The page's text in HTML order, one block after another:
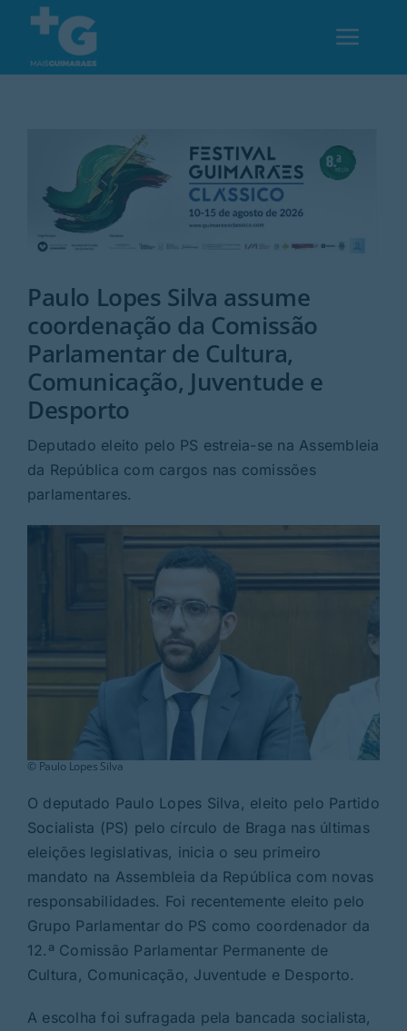
content
Desporto
Opinião
Região
Rubricas
Jornal
Paulo Lopes Silva assume
coordenação da Comissão
Parlamentar de Cultura,
Comunicação, Juventude e
Desporto
Deputado eleito pelo PS estreia-se na Assembleia
da República com cargos nas comissões
parlamentares.
© Paulo Lopes Silva
O deputado Paulo Lopes Silva, eleito pelo Partido
Socialista (PS) pelo círculo de Braga nas últimas
eleições legislativas, inicia o seu primeiro
mandato na Assembleia da República com novas
responsabilidades. Foi recentemente eleito pelo
Grupo Parlamentar do PS como coordenador da
12.ª Comissão Parlamentar Permanente de
Cultura, Comunicação, Juventude e Desporto.
A escolha foi sufragada pela bancada socialista,